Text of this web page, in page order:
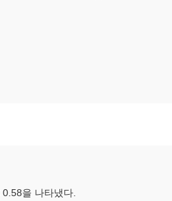
을 나타냈다.